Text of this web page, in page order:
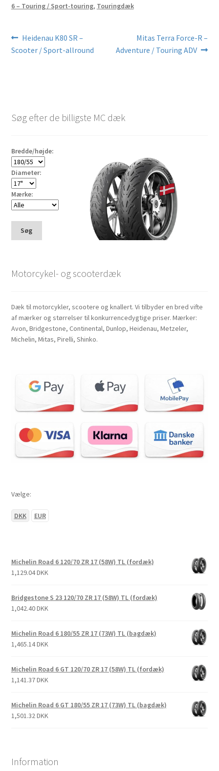
6 – Touring / Sport-touring, Touringdæk
Indlægsnavigation
Forrige
indlæg:
Heidenau K80 SR –
Scooter / Sport-allround
Næste
indlæg:
Mitas Terra Force-R –
Adventure / Touring ADV
Søg efter de billigste MC dæk
Bredde/højde:
Diameter:
Mærke:
Søg
Motorcykel- og scooterdæk
Dæk til motorcykler, scootere og knallert. Vi tilbyder en bred vifte
af mærker og størrelser til konkurrencedygtige priser. Mærker:
Avon, Bridgestone, Continental, Dunlop, Heidenau, Metzeler,
Michelin, Mitas, Pirelli, Shinko.
Vælge:
DKK EUR
Michelin Road 6 120/70 ZR 17 (58W) TL (fordæk)
1,129.04 DKK
Bridgestone S 23 120/70 ZR 17 (58W) TL (fordæk)
1,042.40 DKK
Michelin Road 6 180/55 ZR 17 (73W) TL (bagdæk)
1,465.14 DKK
Michelin Road 6 GT 120/70 ZR 17 (58W) TL (fordæk)
1,141.37 DKK
Michelin Road 6 GT 180/55 ZR 17 (73W) TL (bagdæk)
1,501.32 DKK
Information